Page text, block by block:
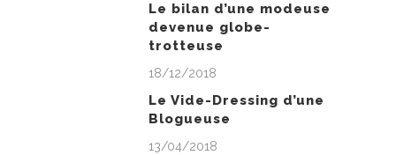
Le bilan d’une modeuse
devenue globe-
trotteuse
18/12/2018
Le Vide-Dressing d’une
Blogueuse
13/04/2018